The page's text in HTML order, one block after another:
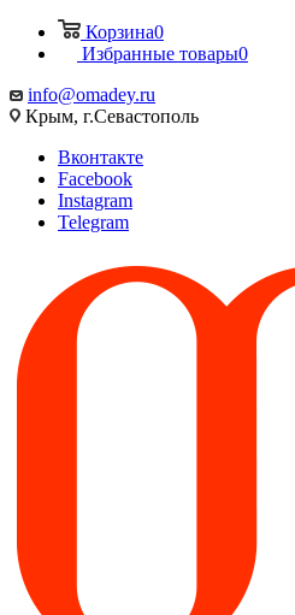
Корзина0
Избранные товары0
info@omadey.ru
Крым, г.Севастополь
Вконтакте
Facebook
Instagram
Telegram